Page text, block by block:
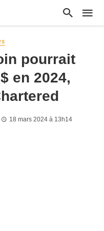
pourrait
en 2024,
18 mars 2024 à 13h14